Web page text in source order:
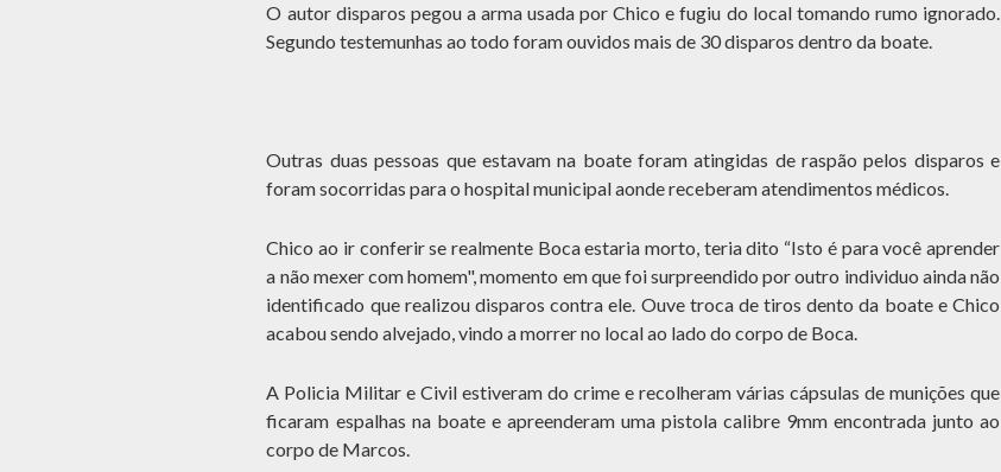
O autor disparos pegou a arma usada por Chico e fugiu do local tomando rumo ignorado.
Segundo testemunhas ao todo foram ouvidos mais de 30 disparos dentro da boate.
Outras duas pessoas que estavam na boate foram atingidas de raspão pelos disparos e
foram socorridas para o hospital municipal aonde receberam atendimentos médicos.
Chico ao ir conferir se realmente Boca estaria morto, teria dito “Isto é para você aprender
a não mexer com homem", momento em que foi surpreendido por outro individuo ainda não
identificado que realizou disparos contra ele. Ouve troca de tiros dento da boate e Chico
acabou sendo alvejado, vindo a morrer no local ao lado do corpo de Boca.
A Policia Militar e Civil estiveram do crime e recolheram várias cápsulas de munições que
ficaram espalhas na boate e apreenderam uma pistola calibre 9mm encontrada junto ao
corpo de Marcos.